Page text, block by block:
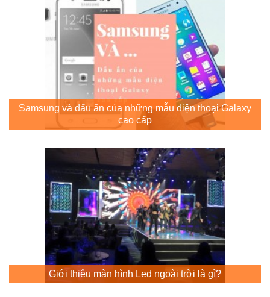
Samsung và dấu ấn của những mẫu điện thoại Galaxy
cao cấp
Giới thiệu màn hình Led ngoài trời là gì?